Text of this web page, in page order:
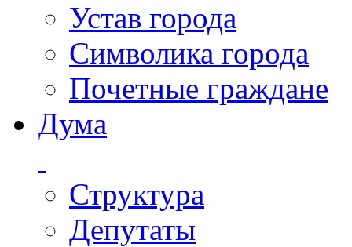
Устав города
Символика города
Почетные граждане
Дума
Структура
Депутаты